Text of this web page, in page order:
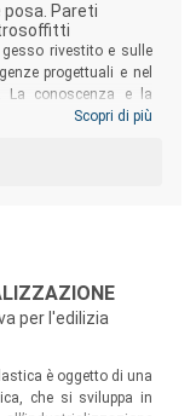
Pareti
rivestito e sulle
progettuali e nel
La conoscenza e la
agli operatori del
applicabili a edifici
costruire.
Scopri di più
per l'edilizia
è oggetto di una
che si sviluppa in